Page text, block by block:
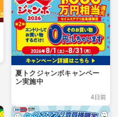
夏トクジャンボキャンペー
ン実施中
4日前